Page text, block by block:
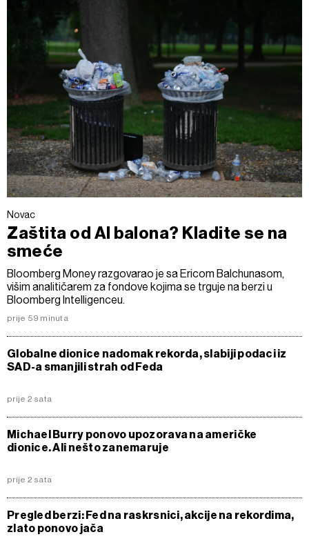
Novac
Zaštita od AI balona? Kladite se na
smeće
Bloomberg Money razgovarao je sa Ericom Balchunasom,
višim analitičarem za fondove kojima se trguje na berzi u
Bloomberg Intelligenceu.
prije 59 minuta
Globalne dionice nadomak rekorda, slabiji podaci iz
SAD-a smanjili strah od Feda
prije 2 sata
Michael Burry ponovo upozorava na američke
dionice. Ali nešto zanemaruje
prije 2 sata
Pregled berzi: Fed na raskrsnici, akcije na rekordima,
zlato ponovo jača